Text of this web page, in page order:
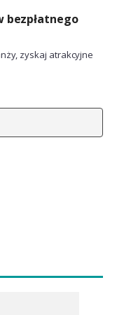
bezpłatnego
zyskaj atrakcyjne